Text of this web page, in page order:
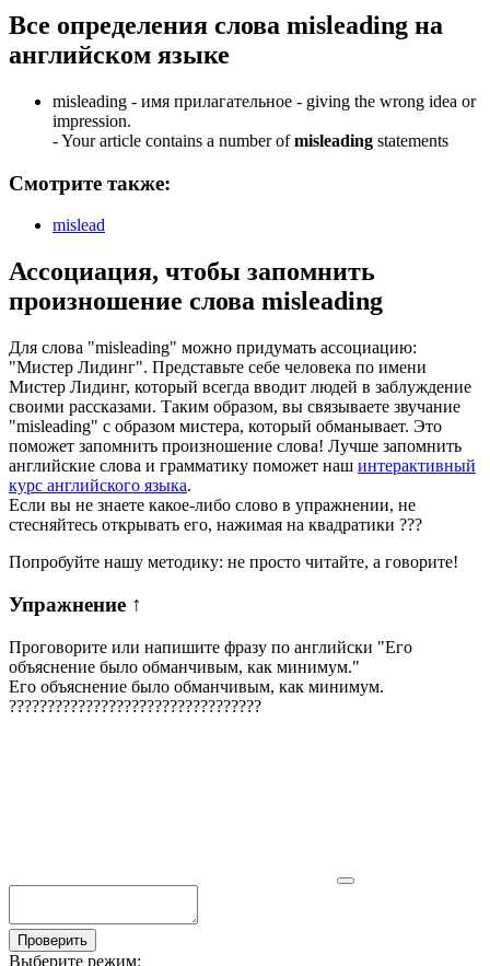
Все определения слова misleading на
английском языке
misleading - имя прилагательное - giving the wrong idea or
impression.
-Your article contains a number ofmisleading statements
Смотрите также:
mislead
Ассоциация, чтобы запомнить
произношение слова misleading
Для слова "misleading" можно придумать ассоциацию:
"Мистер Лидинг". Представьте себе человека по имени
Мистер Лидинг, который всегда вводит людей в заблуждение
своими рассказами. Таким образом, вы связываете звучание
"misleading" с образом мистера, который обманывает. Это
поможет запомнить произношение слова! Лучше запомнить
английские слова и грамматику поможет наш интерактивный
курс английского языка.
Если вы не знаете какое-либо слово в упражнении, не
стесняйтесь открывать его, нажимая на квадратики ???
Попробуйте нашу методику: не просто читайте, а говорите!
Упражнение ↑
Проговорите или напишите фразу по английски "Его
объяснение было обманчивым, как минимум."
Его объяснение было обманчивым, как минимум.
?????????????????????????????????
Проверить
Выберите режим: